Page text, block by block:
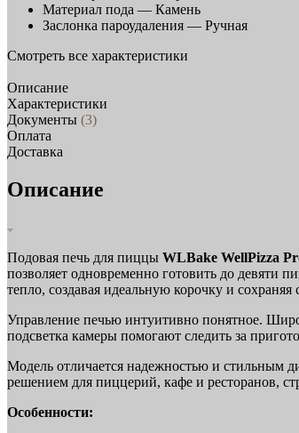
Материал пода — Камень
Заслонка пароудаления — Ручная
Смотреть все характеристики
Описание
Характеристики
Документы (3)
Оплата
Доставка
Описание
Подовая печь для пиццы WLBake WellPizza
позволяет одновременно готовить до девяти
тепло, создавая идеальную корочку и сохраняя
Управление печью интуитивно понятное.
подсветка камеры помогают следить за
Модель отличается надежностью и стильным
решением для пиццерий, кафе и ресторанов,
Особенности: